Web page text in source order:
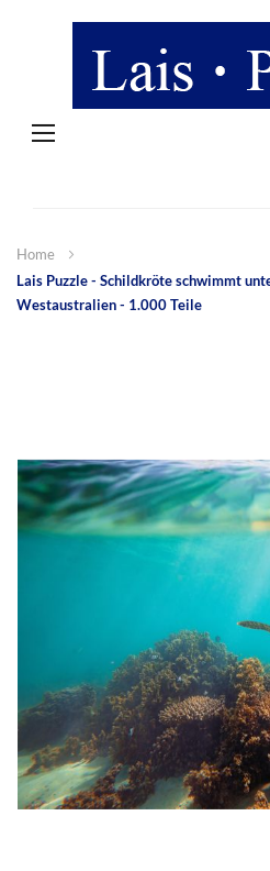
Navigation
Home
Lais Puzzle - Schildkröte schwimmt
Westaustralien - 1.000 Teile